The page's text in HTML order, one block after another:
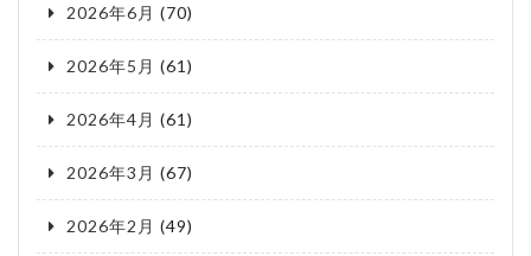
2026年6月 (70)
2026年5月 (61)
2026年4月 (61)
2026年3月 (67)
2026年2月 (49)